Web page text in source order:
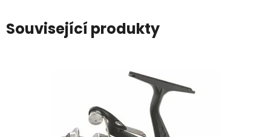
Související produkty